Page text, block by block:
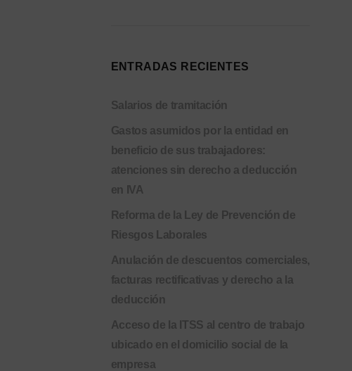
ENTRADAS RECIENTES
Salarios de tramitación
Gastos asumidos por la entidad en
beneficio de sus trabajadores:
atenciones sin derecho a deducción
en IVA
Reforma de la Ley de Prevención de
Riesgos Laborales
Anulación de descuentos comerciales,
facturas rectificativas y derecho a la
deducción
Acceso de la ITSS al centro de trabajo
ubicado en el domicilio social de la
empresa